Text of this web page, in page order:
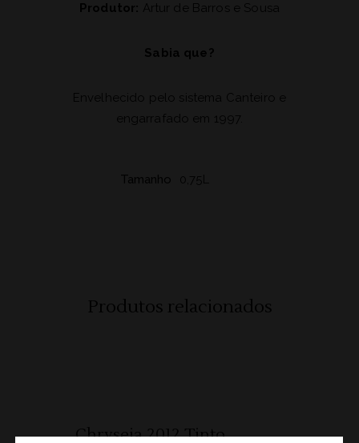
Produtor: Artur de Barros e Sousa
Sabia que?
Envelhecido pelo sistema Canteiro e
engarrafado em 1997.
Tamanho 0,75L
Produtos relacionados
Chryseia 2012 Tinto